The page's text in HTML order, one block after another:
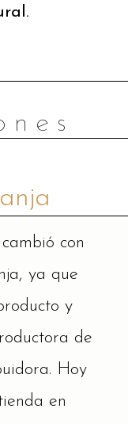
con
ya que
y
de
Hoy
en